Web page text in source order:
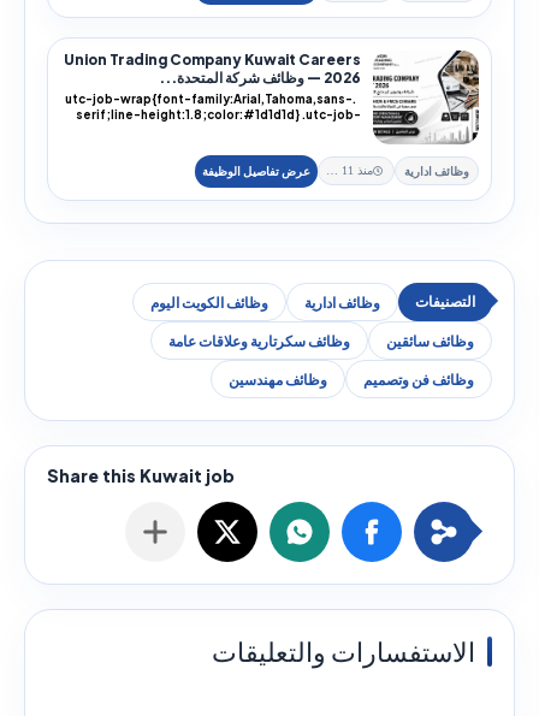
Union Trading Company Kuwait Careers
2026 — وظائف شركة المتحدة...
.utc-job-wrap{font-family:Arial,Tahoma,sans-
serif;line-height:1.8;color:#1d1d1d} .utc-job-
وظائف ادارية منذ 11 يوم
وظائف ادارية وظائف الكويت اليوم
وظائف سائقين وظائف سكرتارية وعلاقات عامة
وظائف فن وتصميم وظائف مهندسين
الاستفسارات والتعليقات